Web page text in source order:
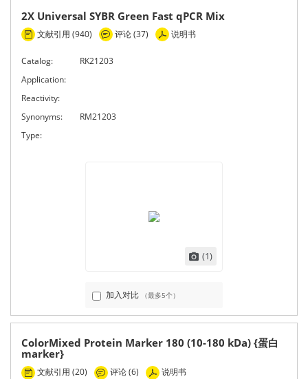
2X Universal SYBR Green Fast qPCR Mix
文献引用 (940) 评论 (37) 说明书
Catalog:
RK21203
Application:
Reactivity:
Synonyms:
RM21203
Type:
(1)
加入对比 （最多5个）
ColorMixed Protein Marker 180 (10-180 kDa) {蛋白
marker}
文献引用 (20) 评论 (6) 说明书